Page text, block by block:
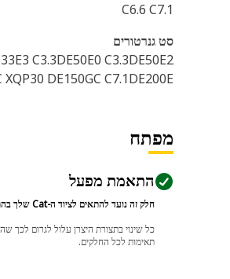
C6.6 C7.1
סט גנרטורים
C3.3DE50E0 C3.3DE50E2
DE150GC C7.1DE200E
מפתח
התאמת מפעל
חלק זה נועד להתאים לציוד ה-Cat שלך בהתבסס על מפרטי היצרן.
תאימות לכל החלקים.